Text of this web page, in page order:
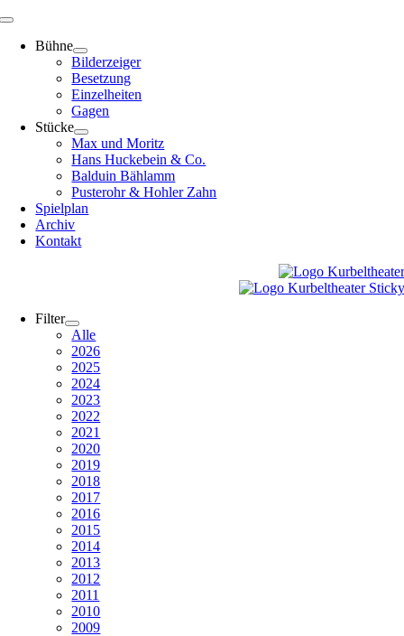
Zum
springen
Toggle
NavigationBühne
Bilderzeiger
Besetzung
Einzelheiten
Gagen
Stücke
Max und Moritz
Hans Huckebein & Co.
Balduin Bählamm
Pusterohr & Hohler Zahn
Spielplan
Archiv
Kontakt
Filter
Alle
2026
2025
2024
2023
2022
2021
2020
2019
2018
2017
2016
2015
2014
2013
2012
2011
2010
2009